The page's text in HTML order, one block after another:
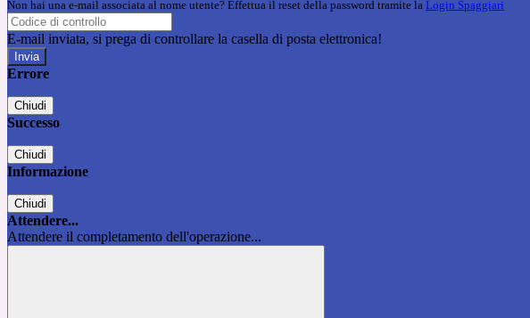
Non hai una e-mail associata al nome utente? Effettua il reset della password tramite la Login Spaggiari
E-mail inviata, si prega di controllare la casella di posta elettronica!
Errore
Chiudi
Successo
Chiudi
Informazione
Chiudi
Attendere...
Attendere il completamento dell'operazione...